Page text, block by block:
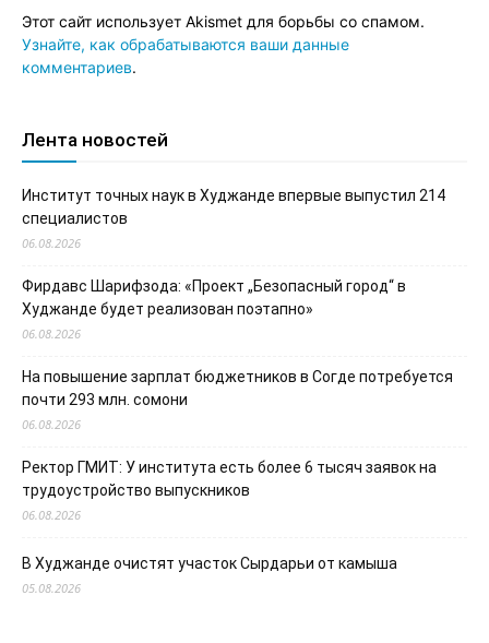
Этот сайт использует Akismet для борьбы со спамом.
Узнайте, как обрабатываются ваши данные
комментариев.
Лента новостей
Институт точных наук в Худжанде впервые выпустил 214
специалистов
06.08.2026
Фирдавс Шарифзода: «Проект „Безопасный город“ в
Худжанде будет реализован поэтапно»
06.08.2026
На повышение зарплат бюджетников в Согде потребуется
почти 293 млн. сомони
06.08.2026
Ректор ГМИТ: У института есть более 6 тысяч заявок на
трудоустройство выпускников
06.08.2026
В Худжанде очистят участок Сырдарьи от камыша
05.08.2026